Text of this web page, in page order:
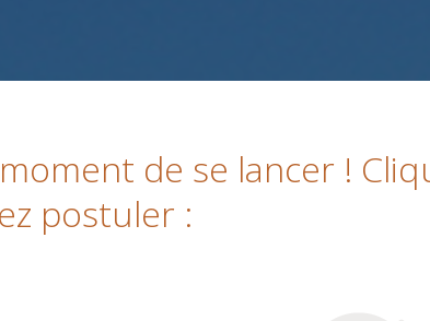
moment de se lancer !
postuler :